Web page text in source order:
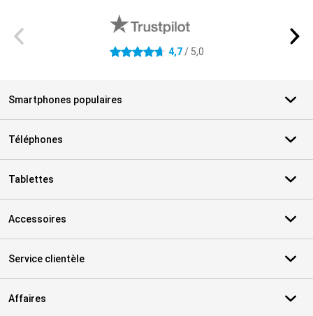
4.7 étoiles 4,7/ 5,0
Smartphones populaires
Téléphones
Tablettes
Accessoires
Service clientèle
Affaires